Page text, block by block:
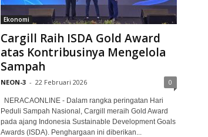
Ekonomi
Cargill Raih ISDA Gold Award
atas Kontribusinya Mengelola
Sampah
NEON-3 - 22 Februari 2026 0
NERACAONLINE - Dalam rangka peringatan Hari
Peduli Sampah Nasional, Cargill meraih Gold Award
pada ajang Indonesia Sustainable Development Goals
Awards (ISDA). Penghargaan ini diberikan...